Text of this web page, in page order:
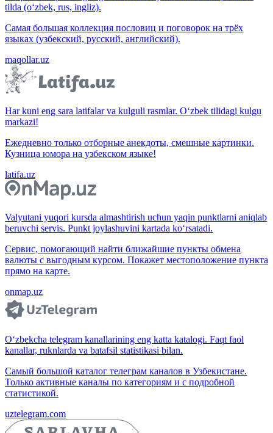
tilda (o‘zbek, rus, ingliz).
Самая большая коллекция пословиц и поговорок на трёх
языках (узбекский, русский, английский).
maqollar.uz
Har kuni eng sara latifalar va kulguli rasmlar. O‘zbek tilidagi kulgu
markazi!
Ежедневно только отборные анекдоты, смешные картинки.
Кузница юмора на узбекском языке!
latifa.uz
Valyutani yuqori kursda almashtirish uchun yaqin punktlarni aniqlab
beruvchi servis. Punkt joylashuvini kartada ko‘rsatadi.
Сервис, помогающий найти ближайшие пункты обмена
валюты с выгодным курсом. Покажет местоположение пункта
прямо на карте.
onmap.uz
O‘zbekcha telegram kanallarining eng katta katalogi. Faqt faol
kanallar, ruknlarda va batafsil statistikasi bilan.
Самый большой каталог телеграм каналов в Узбекистане.
Только активные каналы по категориям и с подробной
статистикой.
uztelegram.com